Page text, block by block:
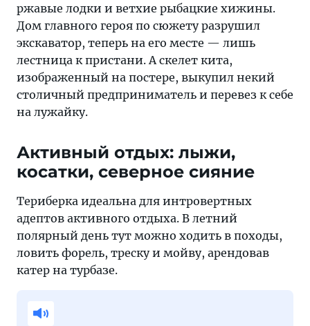
ржавые лодки и ветхие рыбацкие хижины.
Дом главного героя по сюжету разрушил
экскаватор, теперь на его месте — лишь
лестница к пристани. А скелет кита,
изображенный на постере, выкупил некий
столичный предприниматель и перевез к себе
на лужайку.
Активный отдых: лыжи,
косатки, северное сияние
Териберка идеальна для интровертных
адептов активного отдыха. В летний
полярный день тут можно ходить в походы,
ловить форель, треску и мойву, арендовав
катер на турбазе.